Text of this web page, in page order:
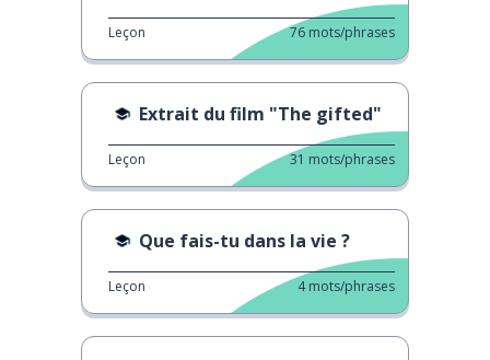
Leçon 76 mots/phrases
Extrait du film "The gifted"
Leçon 31 mots/phrases
Que fais-tu dans la vie ?
Leçon 4 mots/phrases